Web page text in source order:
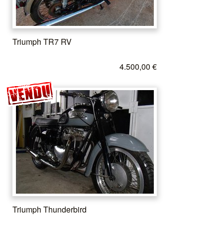
Triumph TR7 RV
4.500,00 €
Triumph Thunderbird